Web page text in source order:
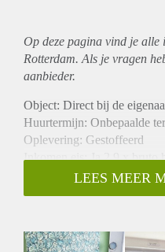
Op deze pagina vind je
Rotterdam. Als je vragen
aanbieder.
Object: Direct bij de
Huurtermijn: Onbepaalde
Oplevering: Gestoffeerd
Inkomen eis: Ja 2,9 x bruto
Garantiestelling mogelijk: Ja
Borg: 1 maand
Gedeelde keuken: Nee
LEES MEER